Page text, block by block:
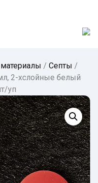
/ Септы /
2-хслойные белый
уп